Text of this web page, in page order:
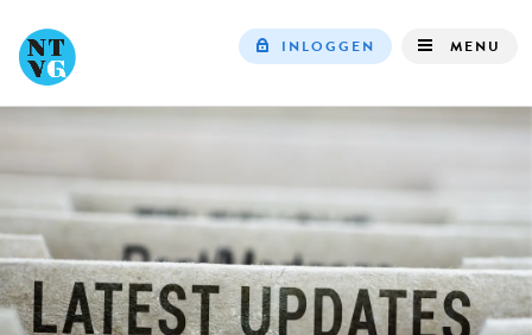
navigation
INLOGGEN MENU